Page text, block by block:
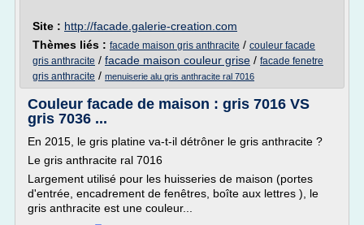
Site : http://facade.galerie-creation.com
Thèmes liés : facade maison gris anthracite / couleur facade
gris anthracite / facade maison couleur grise / facade fenetre
gris anthracite / menuiserie alu gris anthracite ral 7016
Couleur facade de maison : gris 7016 VS
gris 7036 ...
En 2015, le gris platine va-t-il détrôner le gris anthracite ?
Le gris anthracite ral 7016
Largement utilisé pour les huisseries de maison (portes
d'entrée, encadrement de fenêtres, boîte aux lettres ), le
gris anthracite est une couleur...